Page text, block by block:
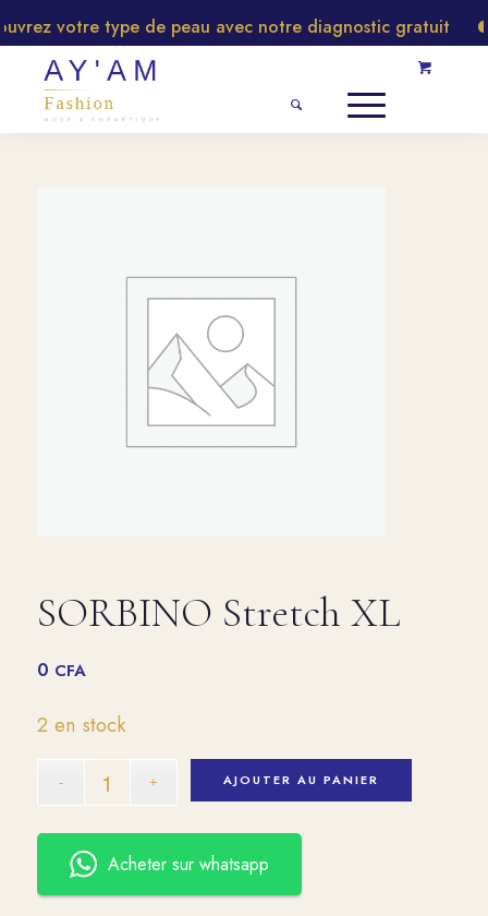
votre type de peau avec notre diagnostic gratuit
SORBINO Stretch XL
0 CFA
2 en stock
AJOUTER AU PANIER
Acheter sur whatsapp